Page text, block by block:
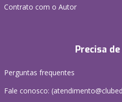
Contrato com o Autor
Precisa
Perguntas frequentes
Fale conosco: